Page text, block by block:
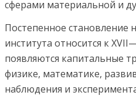
сферами ма­териальной и
Постепенное становление
инсти­тута относится к
появляются капитальные
физике, математике,
наблюдения и